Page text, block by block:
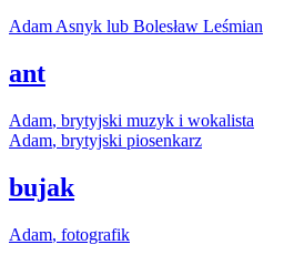
AdamAsnyk lub Bolesław Leśmian
ant
Adam, brytyjski muzyk i wokalista
Adam, brytyjski piosenkarz
bujak
Adam, fotografik